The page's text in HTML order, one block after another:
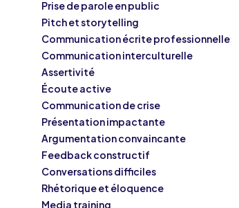
Prise de parole en public
Pitch et storytelling
Communication écrite professionnelle
Communication interculturelle
Assertivité
Écoute active
Communication de crise
Présentation impactante
Argumentation convaincante
Feedback constructif
Conversations difficiles
Rhétorique et éloquence
Media training